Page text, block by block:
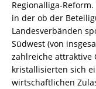
Regionalliga-
in der ob der
Landesverbänden
Südwest (von
zahlreiche attraktive
kristallisierten sich
wirtschaftlichen